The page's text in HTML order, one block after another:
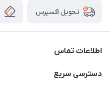
تحویل اکسپرس
اطلاعات تماس
02166456492 - 09121933405
دسترسی سریع